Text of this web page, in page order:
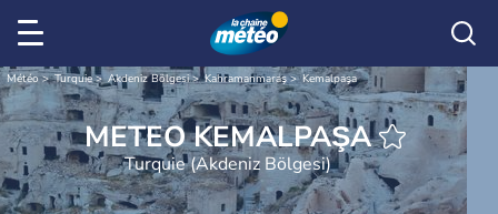
Météo Turquie Akdeniz Bölgesi Kahramanmaraş Kemalpaşa
METEO KEMALPAŞA
Turquie (Akdeniz Bölgesi)